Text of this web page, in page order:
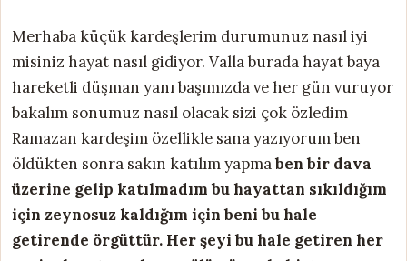
Merhaba küçük kardeşlerim durumunuz nasıl iyi
misiniz hayat nasıl gidiyor. Valla burada hayat baya
hareketli düşman yanı başımızda ve her gün vuruyor
bakalım sonumuz nasıl olacak sizi çok özledim
Ramazan kardeşim özellikle sana yazıyorum ben
öldükten sonra sakın katılım yapmaben bir dava
üzerine gelip katılmadım bu hayattan sıkıldığım
için zeynosuz kaldığım için beni bu hale
getirende örgüttür. Her şeyi bu hale getiren her